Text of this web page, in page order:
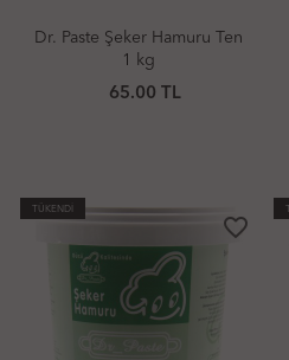
Dr. Paste Şeker Hamuru Ten
1 kg
65.00 TL
TÜKENDİ
favorite_border